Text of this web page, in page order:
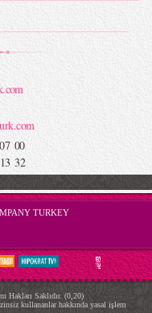
00
32
TURKEY
Saklıdır. (0,20)
kullananlar hakkında yasal işlem